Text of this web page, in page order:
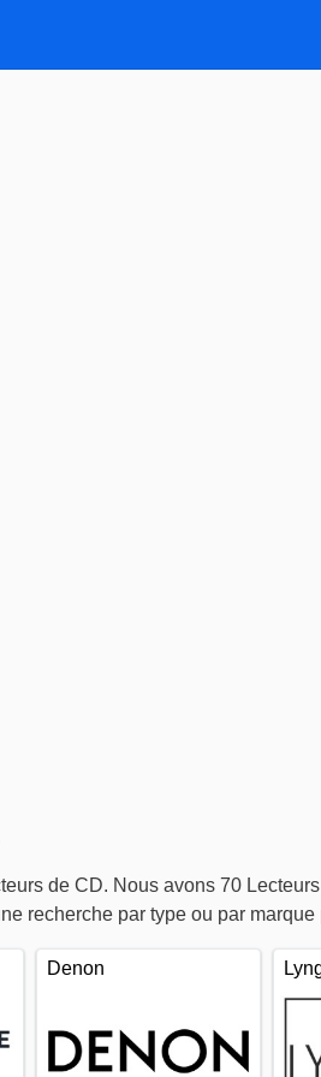
de CD. Nous avons 70
recherche par type ou par
Denon